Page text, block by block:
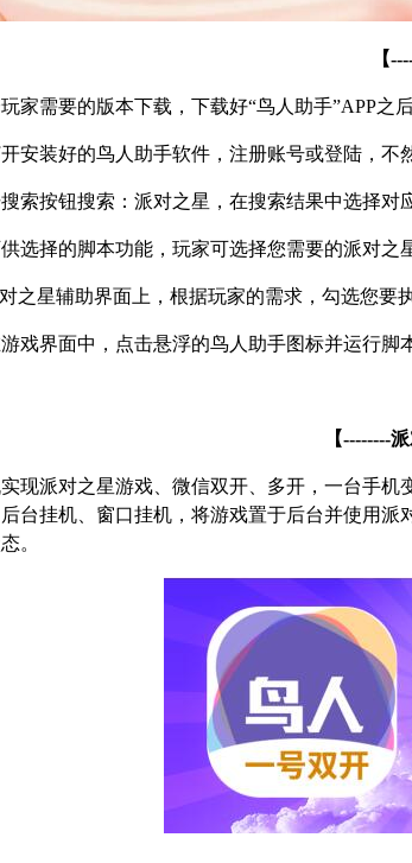
【
家需要的版本下载，下载好“鸟人助手”APP之
安装好的鸟人助手软件，注册账号或登陆，不
索按钮搜索：派对之星，在搜索结果中选择对
选择的脚本功能，玩家可选择您需要的派对之
之星辅助界面上，根据玩家的需求，勾选您要
戏界面中，点击悬浮的鸟人助手图标并运行脚
【--------
现派对之星游戏、微信双开、多开，一台手
台挂机、窗口挂机，将游戏置于后台并使用
。